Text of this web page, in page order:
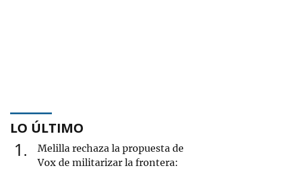
LO ÚLTIMO
1
Melilla rechaza la propuesta de
Vox de militarizar la frontera: